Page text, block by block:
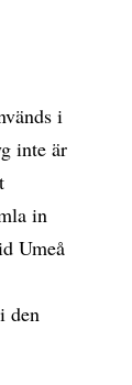
i
inte är
in
Umeå
den